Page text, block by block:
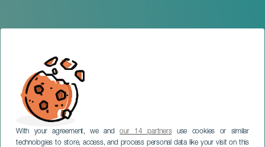
With your agreement, we andour 14 partnersuse cookies or similar
technologies to store, access, and process personal data like your visit on this